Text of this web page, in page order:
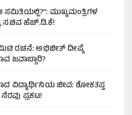
ಸಮಿತಿಯಲ್ಲಿ?”: ಮುಖ್ಯಮಂತ್ರಿಗಳ
ಸಚಿವ ಹೆಚ್.ಡಿ.ಕೆ!
ರಚನೆ: ಅಭಿಜೀತ್ ದೀಪ್ಕೆ
ಜವಾಬ್ದಾರಿ?
ವಿದ್ಯಾರ್ಥಿನಿಯ ಜೀವ: ಶೋಕತಪ್ತ
ನೆರವು ಪ್ರಕಟ!